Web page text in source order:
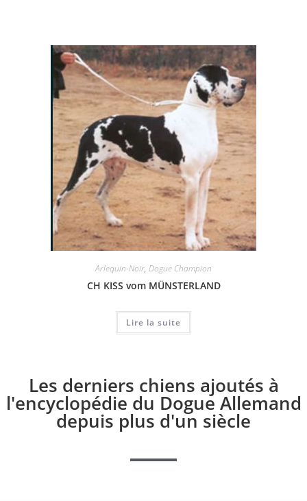
Arlequin-Noir, Dogue Champion
CH KISS vom MÜNSTERLAND
Lire la suite
Les derniers chiens ajoutés à
l'encyclopédie du Dogue Allemand
depuis plus d'un siècle